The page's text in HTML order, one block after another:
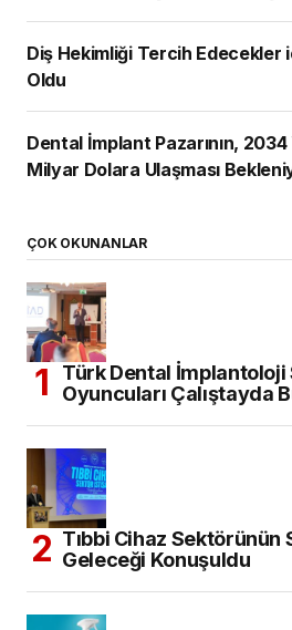
Diş Hekimliği Tercih Edecekler için Kontenjanlar
Oldu
Dental İmplant Pazarının, 2034
Milyar Dolara Ulaşması
ÇOK OKUNANLAR
Türk Dental
Oyuncuları Çalıştayda
Tıbbi Cihaz Sektörünün
Geleceği Konuşuldu